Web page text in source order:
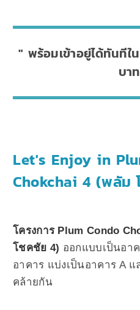
พร้อมเข้าอยู่ได้ทันทีใ
บา
Let's Enjoy in
Chokchai 4 (พลัม
โครงการ Plum Condo
โชคชัย 4) ออกแบบเป็นอา
อาคาร แบ่งเป็นอาคาร A แ
คล้ายกัน